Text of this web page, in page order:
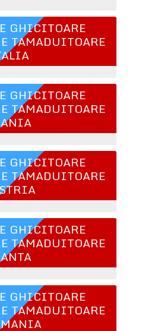
GHICITOARE
TAMADUITOARE
GHICITOARE
TAMADUITOARE
GHICITOARE
TAMADUITOARE
GHICITOARE
TAMADUITOARE
GHICITOARE
TAMADUITOARE